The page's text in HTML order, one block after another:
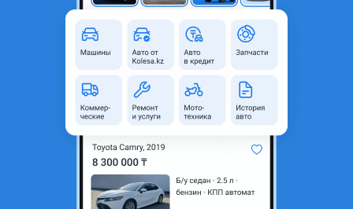
Объявление находится в архиве и может быть
Астана, Акмолинская
2013 - 2017 F10/F11/F07
Седан